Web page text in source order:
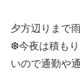
夕方辺りまで
❆今夜は積も
いので通勤や